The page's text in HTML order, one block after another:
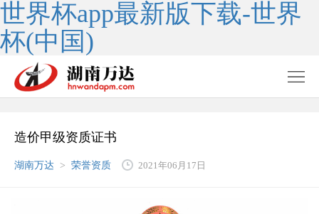
世界杯app最新版下载-世界
杯(中国)
造价甲级资质证书
湖南万达 > 荣誉资质 2021年06月17日